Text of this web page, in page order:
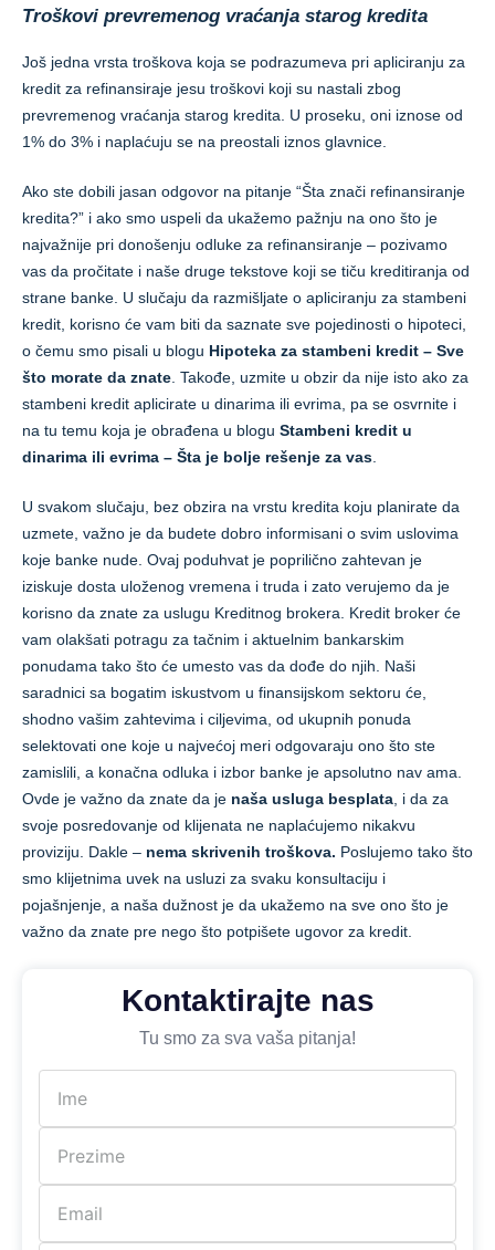
Troškovi prevremenog vraćanja starog kredita
Još jedna vrsta troškova koja se podrazumeva pri apliciranju za
kredit za refinansiraje jesu troškovi koji su nastali zbog
prevremenog vraćanja starog kredita. U proseku, oni iznose od
1% do 3% i naplaćuju se na preostali iznos glavnice.
Ako ste dobili jasan odgovor na pitanje “Šta znači refinansiranje
kredita?” i ako smo uspeli da ukažemo pažnju na ono što je
najvažnije pri donošenju odluke za refinansiranje – pozivamo
vas da pročitate i naše druge tekstove koji se tiču kreditiranja od
strane banke. U slučaju da razmišljate o apliciranju za stambeni
kredit, korisno će vam biti da saznate sve pojedinosti o hipoteci,
o čemu smo pisali u blogu Hipoteka za stambeni kredit – Sve
što morate da znate . Takođe, uzmite u obzir da nije isto ako za
stambeni kredit aplicirate u dinarima ili evrima, pa se osvrnite i
na tu temu koja je obrađena u blogu Stambeni kredit u
dinarima ili evrima – Šta je bolje rešenje za vas
U svakom slučaju, bez obzira na vrstu kredita koju planirate da
uzmete, važno je da budete dobro informisani o svim uslovima
koje banke nude. Ovaj poduhvat je poprilično zahtevan je
iziskuje dosta uloženog vremena i truda i zato verujemo da je
korisno da znate za uslugu Kreditnog brokera. Kredit broker će
vam olakšati potragu za tačnim i aktuelnim bankarskim
ponudama tako što će umesto vas da dođe do njih. Naši
saradnici sa bogatim iskustvom u finansijskom sektoru će,
shodno vašim zahtevima i ciljevima, od ukupnih ponuda
selektovati one koje u najvećoj meri odgovaraju ono što ste
zamislili, a konačna odluka i izbor banke je apsolutno nav ama.
Ovde je važno da znate da je naša usluga besplata, i da za
svoje posredovanje od klijenata ne naplaćujemo nikakvu
proviziju. Dakle – nema skrivenih troškova. Poslujemo tako što
smo klijetnima uvek na usluzi za svaku konsultaciju i
pojašnjenje, a naša dužnost je da ukažemo na sve ono što je
važno da znate pre nego što potpišete ugovor za kredit.
Kontaktirajte nas
Tu smo za sva vaša pitanja!